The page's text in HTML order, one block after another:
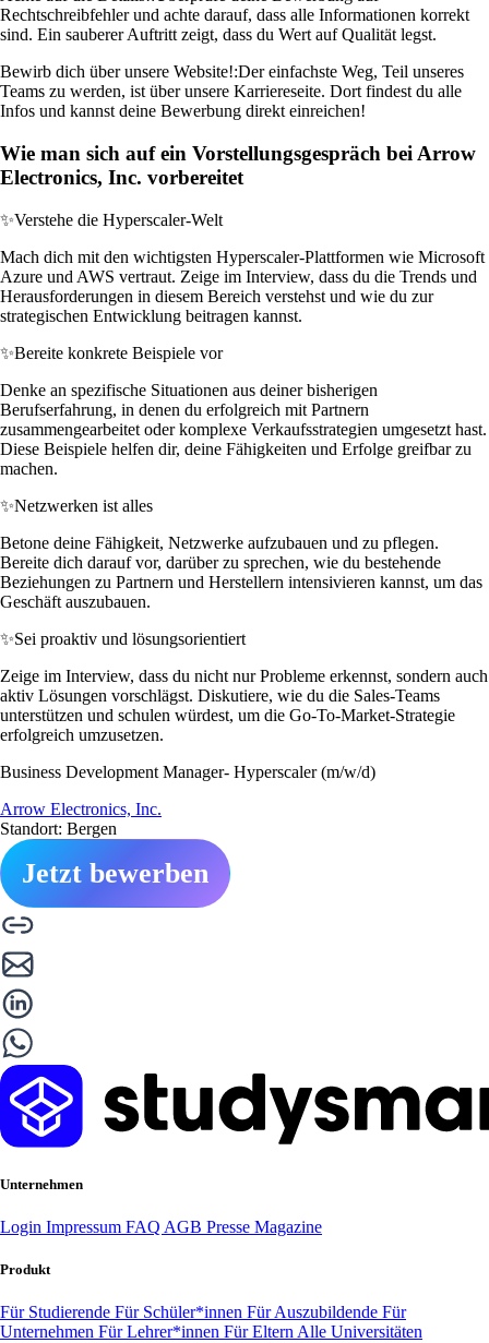
Rechtschreibfehler und achte darauf, dass alle Informationen korrekt
sind. Ein sauberer Auftritt zeigt, dass du Wert auf Qualität legst.
Bewirb dich über unsere Website!:Der einfachste Weg, Teil unseres
Teams zu werden, ist über unsere Karriereseite. Dort findest du alle
Infos und kannst deine Bewerbung direkt einreichen!
Wie man sich auf ein Vorstellungsgespräch bei Arrow
Electronics, Inc. vorbereitet
✨Verstehe die Hyperscaler-Welt
Mach dich mit den wichtigsten Hyperscaler-Plattformen wie Microsoft
Azure und AWS vertraut. Zeige im Interview, dass du die Trends und
Herausforderungen in diesem Bereich verstehst und wie du zur
strategischen Entwicklung beitragen kannst.
✨Bereite konkrete Beispiele vor
Denke an spezifische Situationen aus deiner bisherigen
Berufserfahrung, in denen du erfolgreich mit Partnern
zusammengearbeitet oder komplexe Verkaufsstrategien umgesetzt hast.
Diese Beispiele helfen dir, deine Fähigkeiten und Erfolge greifbar zu
machen.
✨Netzwerken ist alles
Betone deine Fähigkeit, Netzwerke aufzubauen und zu pflegen.
Bereite dich darauf vor, darüber zu sprechen, wie du bestehende
Beziehungen zu Partnern und Herstellern intensivieren kannst, um das
Geschäft auszubauen.
✨Sei proaktiv und lösungsorientiert
Zeige im Interview, dass du nicht nur Probleme erkennst, sondern auch
aktiv Lösungen vorschlägst. Diskutiere, wie du die Sales-Teams
unterstützen und schulen würdest, um die Go-To-Market-Strategie
erfolgreich umzusetzen.
Business Development Manager- Hyperscaler (m/w/d)
Arrow Electronics, Inc.
Standort: Bergen
Jetzt bewerben
Unternehmen
Login Impressum FAQ AGB Presse Magazine
Produkt
Für Studierende Für Schüler*innen Für Auszubildende Für
Unternehmen Für Lehrer*innen Für Eltern Alle Universitäten